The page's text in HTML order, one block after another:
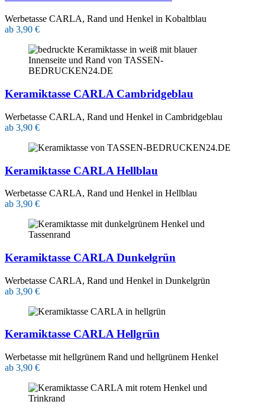
Werbetasse CARLA, Rand und Henkel in Kobaltblau
ab 3,90 €
Keramiktasse CARLA Cambridgeblau
Werbetasse CARLA, Rand und Henkel in Cambridgeblau
ab 3,90 €
Keramiktasse CARLA Hellblau
Werbetasse CARLA, Rand und Henkel in Hellblau
ab 3,90 €
Keramiktasse CARLA Dunkelgrün
Werbetasse CARLA, Rand und Henkel in Dunkelgrün
ab 3,90 €
Keramiktasse CARLA Hellgrün
Werbetasse mit hellgrünem Rand und hellgrünem Henkel
ab 3,90 €